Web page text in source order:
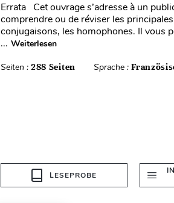
Errata Cet ouvrage s’adresse à un
comprendre ou de réviser les
conjugaisons, les homophones. Il vous
... Weiterlesen
Seiten : 288 Seiten Sprache :
LESEPROBE